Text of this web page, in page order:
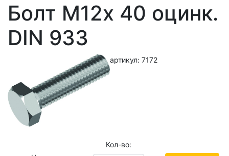
Болт М12х 40 оцинк.
DIN 933
артикул: 7172
Кол-во: